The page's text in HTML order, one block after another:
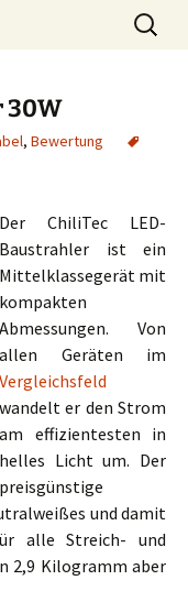
Suchen
nach:
30W
, Bewertung
Der ChiliTec LED-
Baustrahler ist ein
Mittelklassegerät mit
kompakten
Abmessungen. Von
allen Geräten im
Vergleichsfeld
wandelt er den Strom
am effizientesten in
helles Licht um. Der
preisgünstige
und damit
alle Streich- und
2,9 Kilogramm aber